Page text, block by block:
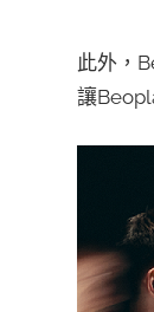
此外，
讓